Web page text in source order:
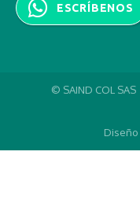
ESCRÍBENOS
© SAIND COL